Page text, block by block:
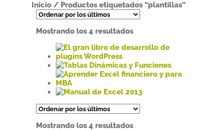
Inicio / Productos etiquetados “plantillas”
Mostrando los 4 resultadosOrdenado
los
Este
producto
tiene
múltiples
Las
se
Este
producto
tiene
variantes.
opciones
Este
tiene
variantes.
producto
múltiples
Mostrando los 4 resultadosOrdenado